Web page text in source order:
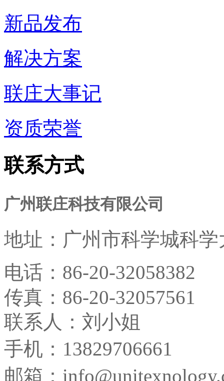
新品发布
解决方案
联庄大事记
资质荣誉
联系方式
广州联庄科技有限公司
地址： 广州市科学城科
电话： 86-20-32058382
传真： 86-20-32057561
联系人：刘小姐
手机：13829706661
邮箱：